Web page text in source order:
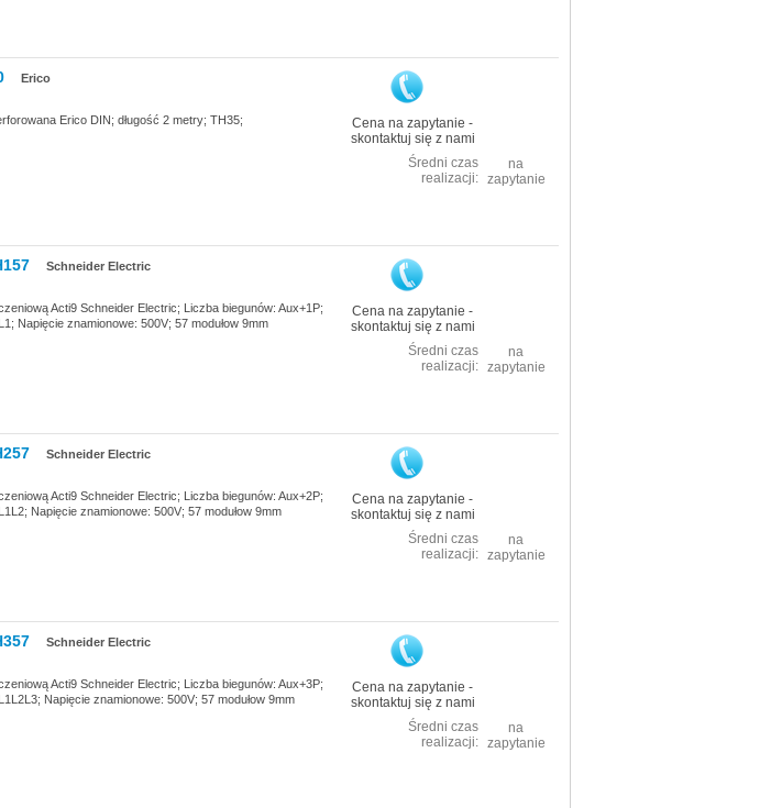
Erico
Erico DIN; długość 2 metry; TH35;
Cena na zapytanie -
skontaktuj się z nami
na
zapytanie
Średni czas
realizacji:
Schneider Electric
Acti9 Schneider Electric; Liczba biegunów: Aux+1P;
Napięcie znamionowe: 500V; 57 modułow 9mm
Cena na zapytanie -
skontaktuj się z nami
na
zapytanie
Średni czas
realizacji:
Schneider Electric
Acti9 Schneider Electric; Liczba biegunów: Aux+2P;
Napięcie znamionowe: 500V; 57 modułow 9mm
Cena na zapytanie -
skontaktuj się z nami
na
zapytanie
Średni czas
realizacji:
Schneider Electric
Acti9 Schneider Electric; Liczba biegunów: Aux+3P;
Napięcie znamionowe: 500V; 57 modułow 9mm
Cena na zapytanie -
skontaktuj się z nami
na
zapytanie
Średni czas
realizacji: